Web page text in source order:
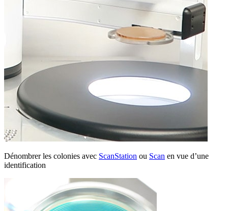
Dénombrer les colonies avec ScanStation ou Scan en vue d’une
identification